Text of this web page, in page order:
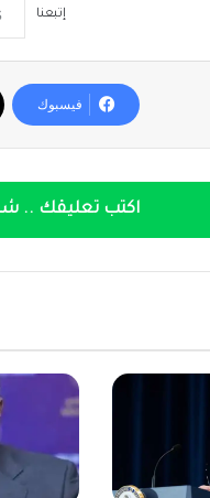
إتبعنا
فيسبوك
اكتب تعليقك ..